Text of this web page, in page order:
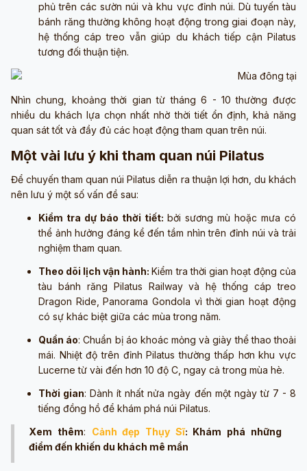
phủ trên các sườn núi và khu vực đỉnh núi. Dù tuyến tàu
bánh răng thường không hoạt động trong giai đoạn này,
hệ thống cáp treo vẫn giúp du khách tiếp cận Pilatus
tương đối thuận tiện.
Nhìn chung, khoảng thời gian từ tháng 6 - 10 thường được
nhiều du khách lựa chọn nhất nhờ thời tiết ổn định, khả năng
quan sát tốt và đầy đủ các hoạt động tham quan trên núi.
Một vài lưu ý khi tham quan núi Pilatus
Để chuyến tham quan núi Pilatus diễn ra thuận lợi hơn, du khách
nên lưu ý một số vấn đề sau:
Kiểm tra dự báo thời tiết: bởi sương mù hoặc mưa có
thể ảnh hưởng đáng kể đến tầm nhìn trên đỉnh núi và trải
nghiệm tham quan.
Theo dõi lịch vận hành:Kiểm tra thời gian hoạt động của
tàu bánh răng Pilatus Railway và hệ thống cáp treo
Dragon Ride, Panorama Gondola vì thời gian hoạt động
có sự khác biệt giữa các mùa trong năm.
Quần áo: Chuẩn bị áo khoác mỏng và giày thể thao thoải
mái. Nhiệt độ trên đỉnh Pilatus thường thấp hơn khu vực
Lucerne từ vài đến hơn 10 độ C, ngay cả trong mùa hè.
Thời gian: Dành ít nhất nửa ngày đến một ngày từ 7 - 8
tiếng đồng hồ để khám phá núi Pilatus.
Xem thêm: Cảnh đẹp Thụy Sĩ: Khám phá những
điểm đến khiến du khách mê mẩn